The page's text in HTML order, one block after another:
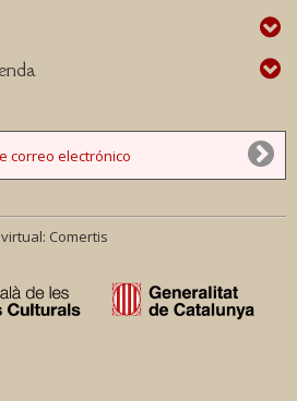
Comertis